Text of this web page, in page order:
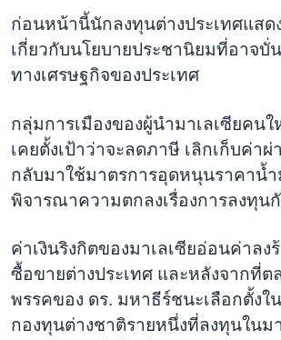
ก่อนหน้านี้นักลงทุนต่างประเทศแสด
เกี่ยวกับนโยบายประชานิยมที่อาจ
ทางเศรษฐกิจของประเทศ
กลุ่มการเมืองของผู้นำมาเลเซียคน
เคยตั้งเป้าว่าจะลดภาษี เลิกเก็บค่าผ่
กลับมาใช้มาตรการอุดหนุนราคาน้
พิจารณาความตกลงเรื่องการลงทุน
ค่าเงินริงกิตของมาเลเซียอ่อนค่าลง
ซื้อขายต่างประเทศ และหลังจากที่ต
พรรคของ ดร. มหาธีร์ชนะเลือกตั้ง
กองทุนต่างชาติรายหนึ่งที่ลงทุนในม